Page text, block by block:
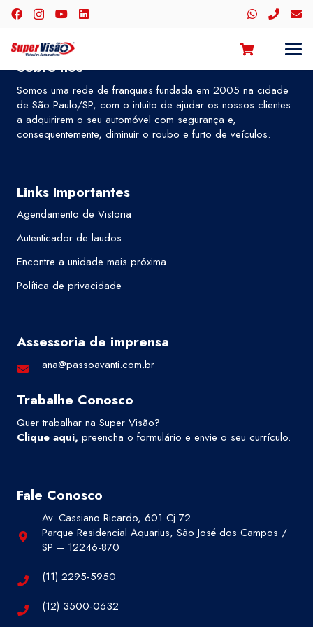
Sobre nós
Somos uma rede de franquias fundada em 2005 na cidade
de São Paulo/SP, com o intuito de ajudar os nossos clientes
a adquirirem o seu automóvel com segurança e,
consequentemente, diminuir o roubo e furto de veículos.
Links Importantes
Agendamento de Vistoria
Autenticador de laudos
Encontre a unidade mais próxima
Política de privacidade
Assessoria de imprensa
ana@passoavanti.com.br
Trabalhe Conosco
Quer trabalhar na Super Visão?
Clique aqui, preencha o formulário e envie o seu currículo.
Fale Conosco
Av. Cassiano Ricardo, 601 Cj 72
Parque Residencial Aquarius, São José dos Campos /
SP – 12246-870
(11) 2295-5950
(12) 3500-0632